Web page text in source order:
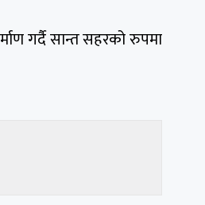
गर्दै सान्त सहरको रुपमा